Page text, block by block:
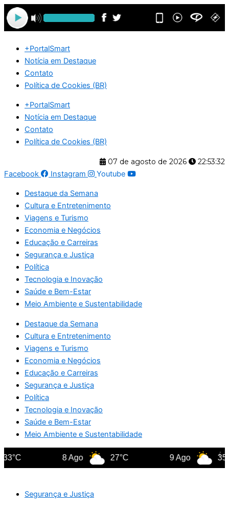
Ir
para
o
+PortalSmart
Notícia em Destaque
Contato
Política de Cookies (BR)
+PortalSmart
Notícia em Destaque
Contato
Política de Cookies (BR)
07 de agosto de 2026
22:53:32
Facebook
Instagram Youtube
Destaque da Semana
Cultura e Entretenimento
Viagens e Turismo
Economia e Negócios
Educação e Carreiras
Segurança e Justiça
Política
Tecnologia e Inovação
Saúde e Bem-Estar
Meio Ambiente e Sustentabilidade
Destaque da Semana
Cultura e Entretenimento
Viagens e Turismo
Economia e Negócios
Educação e Carreiras
Segurança e Justiça
Política
Tecnologia e Inovação
Saúde e Bem-Estar
Meio Ambiente e Sustentabilidade
8 Ago 27°C 9 Ago 35°C
Segurança e Justiça